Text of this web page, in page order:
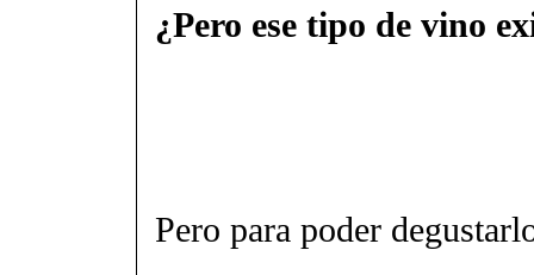
¿Pero ese tipo de vino
Pero para poder